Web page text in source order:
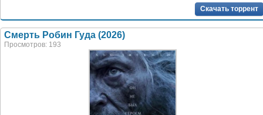
Скачать торрент
Смерть Робин Гуда (2026)
Просмотров: 193